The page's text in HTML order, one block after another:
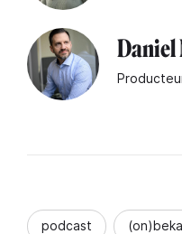
Daniel
podcast